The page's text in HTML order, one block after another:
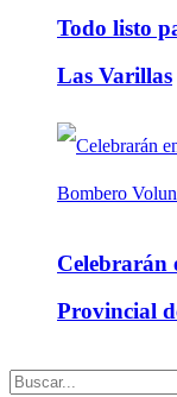
Todo listo
Las Varillas
Celebrarán
Provincial